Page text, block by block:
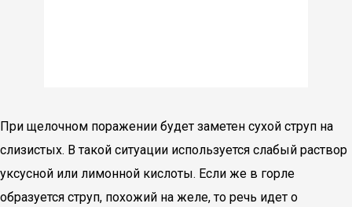
При щелочном поражении будет заметен сухой струп на
слизистых. В такой ситуации используется слабый раствор
уксусной или лимонной кислоты. Если же в горле
образуется струп, похожий на желе, то речь идет о